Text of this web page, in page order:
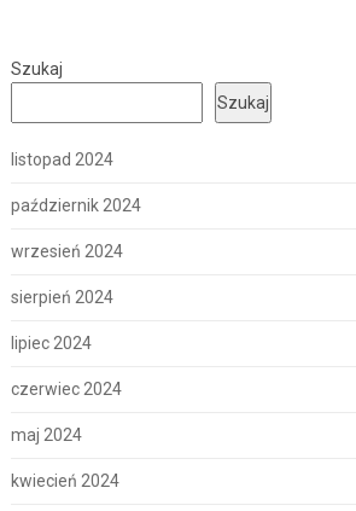
Szukaj
Szukaj
listopad 2024
październik 2024
wrzesień 2024
sierpień 2024
lipiec 2024
czerwiec 2024
maj 2024
kwiecień 2024